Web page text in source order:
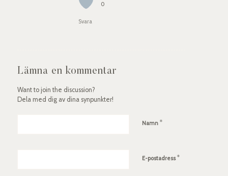
0
Svara
Lämna en kommentar
Want to join the discussion?
Dela med dig av dina synpunkter!
Namn *
E-postadress*